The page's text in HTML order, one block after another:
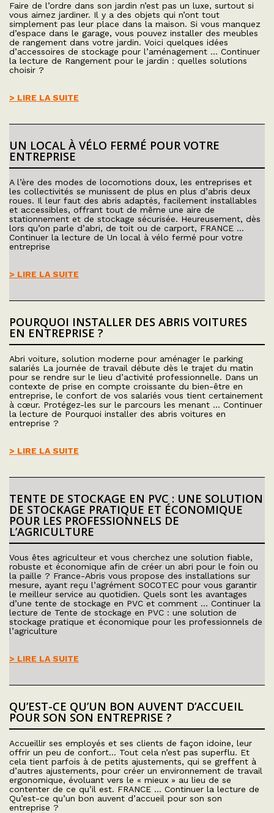
Faire de l’ordre dans son jardin n’est pas un luxe, surtout si
vous aimez jardiner. Il y a des objets qui n’ont tout
simplement pas leur place dans la maison. Si vous manquez
d’espace dans le garage, vous pouvez installer des meubles
de rangement dans votre jardin. Voici quelques idées
d’accessoires de stockage pour l’aménagement … Continuer
la lecture de Rangement pour le jardin : quelles solutions
choisir ?
> LIRE LA SUITE
UN LOCAL À VÉLO FERMÉ POUR VOTRE
ENTREPRISE
A l’ère des modes de locomotions doux, les entreprises et
les collectivités se munissent de plus en plus d’abris deux
roues. Il leur faut des abris adaptés, facilement installables
et accessibles, offrant tout de même une aire de
stationnement et de stockage sécurisée. Heureusement, dès
lors qu’on parle d’abri, de toit ou de carport, FRANCE …
Continuer la lecture de Un local à vélo fermé pour votre
entreprise
> LIRE LA SUITE
POURQUOI INSTALLER DES ABRIS VOITURES
EN ENTREPRISE ?
Abri voiture, solution moderne pour aménager le parking
salariés La journée de travail débute dès le trajet du matin
pour se rendre sur le lieu d’activité professionnelle. Dans un
contexte de prise en compte croissante du bien-être en
entreprise, le confort de vos salariés vous tient certainement
à cœur. Protégez-les sur le parcours les menant … Continuer
la lecture de Pourquoi installer des abris voitures en
entreprise ?
> LIRE LA SUITE
TENTE DE STOCKAGE EN PVC : UNE SOLUTION
DE STOCKAGE PRATIQUE ET ÉCONOMIQUE
POUR LES PROFESSIONNELS DE
L’AGRICULTURE
Vous êtes agriculteur et vous cherchez une solution fiable,
robuste et économique afin de créer un abri pour le foin ou
la paille ? France-Abris vous propose des installations sur
mesure, ayant reçu l’agrément SOCOTEC pour vous garantir
le meilleur service au quotidien. Quels sont les avantages
d’une tente de stockage en PVC et comment … Continuer la
lecture de Tente de stockage en PVC : une solution de
stockage pratique et économique pour les professionnels de
l’agriculture
> LIRE LA SUITE
QU’EST-CE QU’UN BON AUVENT D’ACCUEIL
POUR SON SON ENTREPRISE ?
Accueillir ses employés et ses clients de façon idoine, leur
offrir un peu de confort… Tout cela n’est pas superflu. Et
cela tient parfois à de petits ajustements, qui se greffent à
d’autres ajustements, pour créer un environnement de travail
ergonomique, évoluant vers le « mieux » au lieu de se
contenter de ce qu’il est. FRANCE … Continuer la lecture de
Qu’est-ce qu’un bon auvent d’accueil pour son son
entreprise ?